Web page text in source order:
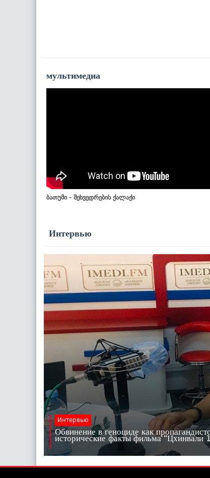
мультимедиа
ბათუმი - შეხვედრების ქალაქი
Интервью
Интервью
Обвинение в геноциде как
исторические факты фильма